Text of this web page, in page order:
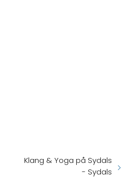
Klang & Yoga på Sydals
- Sydals